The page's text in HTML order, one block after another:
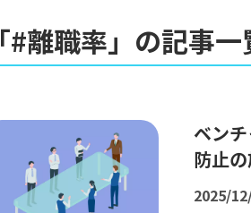
「#離職率」の記事
ベン
防止
2025/